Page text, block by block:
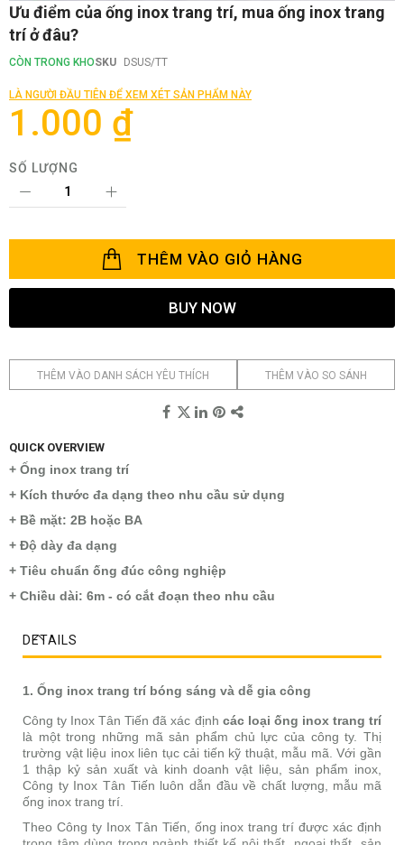
Chuyển
đến
phần
đầu
của
thư
viện
hình
Ưu điểm của ống inox trang trí, mua ống inox trang
trí ở đâu?
CÒN TRONG KHOSKU DSUS/TT
LÀ NGƯỜI ĐẦU TIÊN ĐỂ XEM XÉT SẢN PHẨM NÀY
1.000 ₫
SỐ LƯỢNG
THÊM VÀO GIỎ HÀNG
BUY NOW
THÊM VÀO DANH SÁCH YÊU THÍCH THÊM VÀO SO SÁNH
QUICK OVERVIEW
+ Ống inox trang trí
+ Kích thước đa dạng theo nhu cầu sử dụng
+ Bề mặt: 2B hoặc BA
+ Độ dày đa dạng
+ Tiêu chuẩn ống đúc công nghiệp
+ Chiều dài: 6m - có cắt đoạn theo nhu cầu
DETAILS
1. Ống inox trang trí bóng sáng và dễ gia công
Công ty Inox Tân Tiến đã xác định các loại ống inox trang trí
là một trong những mã sản phẩm chủ lực của công ty. Thị
trường vật liệu inox liên tục cải tiến kỹ thuật, mẫu mã. Với gần
1 thập kỷ sản xuất và kinh doanh vật liệu, sản phẩm inox,
Công ty Inox Tân Tiến luôn dẫn đầu về chất lượng, mẫu mã
ống inox trang trí.
Theo Công ty Inox Tân Tiến, ống inox trang trí được xác định